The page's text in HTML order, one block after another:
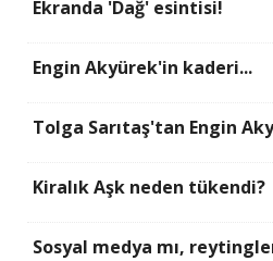
Ekranda 'Dağ' esintisi!
Engin Akyürek'in kaderi...
Tolga Sarıtaş'tan Engin
Kiralık Aşk neden tükendi?
Sosyal medya mı,